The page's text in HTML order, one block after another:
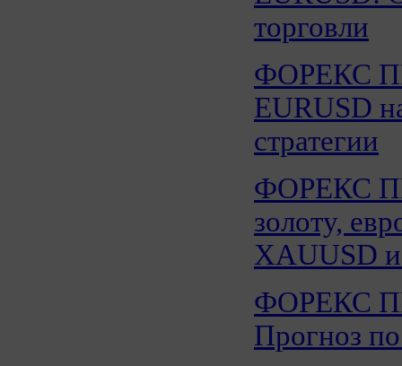
торговли
ФОРЕКС
EURUSD
стратегии
ФОРЕКС
золоту,
XAUUSD
ФОРЕКС
Прогноз